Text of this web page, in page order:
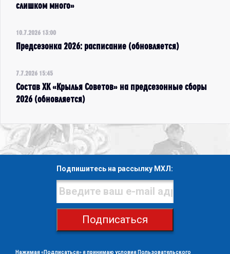
слишком много»
10.7.2026 13:00
Предсезонка 2026: расписание (обновляется)
7.7.2026 15:45
Состав ХК «Крылья Советов» на предсезонные сборы
2026 (обновляется)
Подпишитесь на рассылку МХЛ:
Подписаться
Нажимая «Подписаться» я принимаю условия Пользовательского